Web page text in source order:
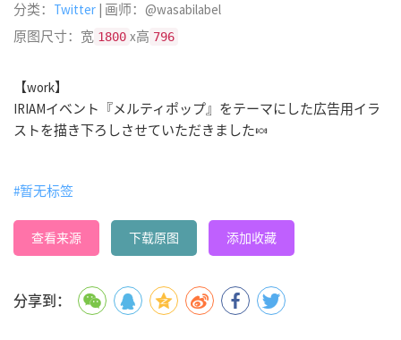
分类： Twitter | 画师：@wasabilabel
原图尺寸：宽 1800 x高 796
【work】
IRIAMイベント『メルティポップ』をテーマにした広告用イラ
ストを描き下ろしさせていただきました🍬
#暂无标签
查看来源 下载原图 添加收藏
分享到：